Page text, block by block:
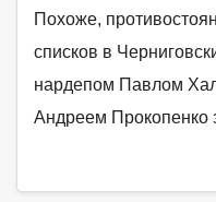
Похоже,
списков в
нардепом Павлом
Андреем Прокопенко